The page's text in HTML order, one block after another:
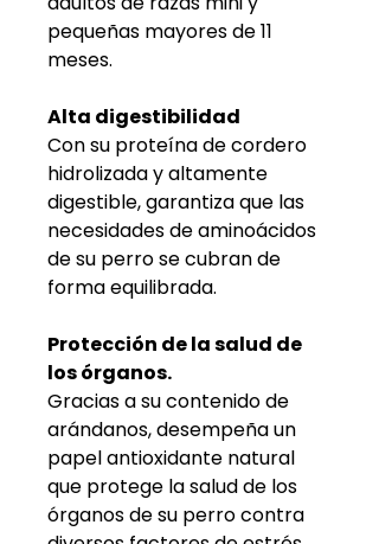
pequeñas mayores de 11
meses.
Alta digestibilidad
Con su proteína de cordero
hidrolizada y altamente
digestible, garantiza que las
necesidades de aminoácidos
de su perro se cubran de
forma equilibrada.
Protección de la salud de
los órganos.
Gracias a su contenido de
arándanos, desempeña un
papel antioxidante natural
que protege la salud de los
órganos de su perro contra